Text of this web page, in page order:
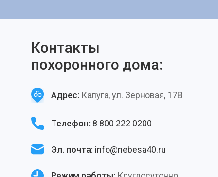
Контакты
похоронного дома:
Адрес: Калуга, ул. Зерновая, 17В
Телефон: 8 800 222 0200
Эл. почта: info@nebesa40.ru